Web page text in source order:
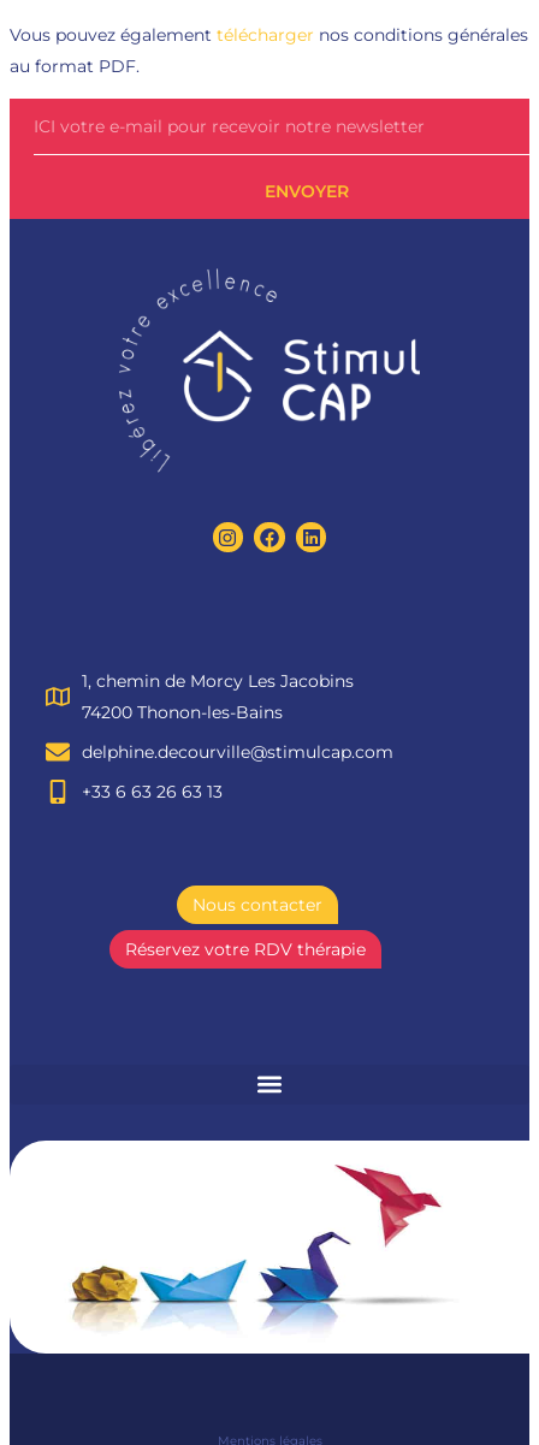
Vous pouvez également télécharger nos conditions générales
au format PDF.
ENVOYER
1, chemin de Morcy Les Jacobins
74200 Thonon-les-Bains
delphine.decourville@stimulcap.com
+33 6 63 26 63 13
Nous contacter
Réservez votre RDV thérapie
Mentions légales